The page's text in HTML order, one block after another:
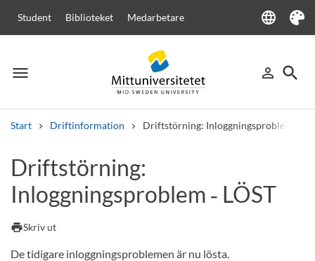
Student Biblioteket Medarbetare language
Language
Tema
menu
Meny person_outline
Logga in
search
Sök
Start Driftinformation Driftstörning: Inloggningsproblem -
Andra söktjänster
Kurser och programKursplaner Välkomstbrev
Personal
Lediga jobb
Driftstörning:
Inloggningsproblem ‑ LÖST
printSkriv ut
De tidigare inloggningsproblemen är nu lösta.